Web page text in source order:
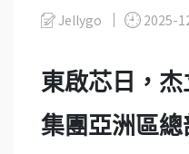
Jellygo 2025-
東啟芯日，
集團亞洲區